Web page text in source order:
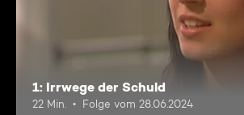
1: Irrwege der Schuld
22 Min. Folge vom 28.06.2024